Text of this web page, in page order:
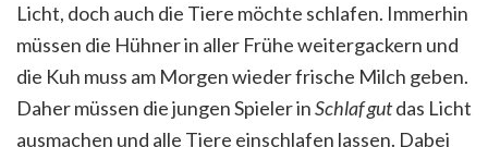
Licht, doch auch die Tiere möchte schlafen. Immerhin
müssen die Hühner in aller Frühe weitergackern und
die Kuh muss am Morgen wieder frische Milch geben.
Daher müssen die jungen Spieler inSchlaf gutdas Licht
ausmachen und alle Tiere einschlafen lassen. Dabei